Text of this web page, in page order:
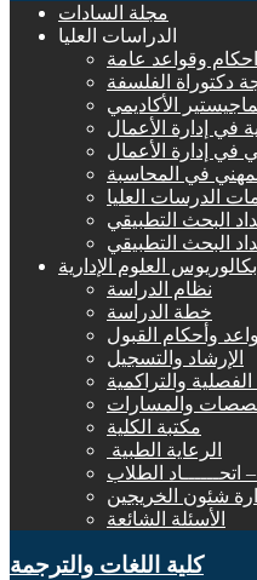
مجلة السادات
الدراسات العليا
احكام وقواعد عامة
الدرسات العليا
البحث التطبيقي
البحث التطبيقي
بكالوريوس العلوم الإدارية
نظام الدراسة
خطة الدراسة
وأحكام القبول
الإرشاد والتسجيل
والتراكمية
والمسارات
مكتبة الكلية
الرعاية الطبية ‏
الطلاب
شئون الخريجين
الأسئلة الشائعة
كلية اللغات والترجمة